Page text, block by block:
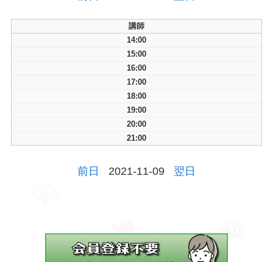
講師
14:00
15:00
16:00
17:00
18:00
19:00
20:00
21:00
前日 2021-11-09 翌日